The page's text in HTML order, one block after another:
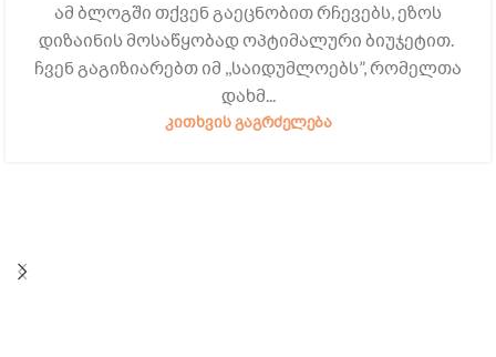
ამ ბლოგში თქვენ გაეცნობით რჩევებს, ეზოს
დიზაინის მოსაწყობად ოპტიმალური ბიუჯეტით.
ჩვენ გაგიზიარებთ იმ ,,საიდუმლოებს”, რომელთა
დახმ...
ᲙᲘᲗᲮᲕᲘᲡ ᲒᲐᲒᲠᲫᲔᲚᲔᲑᲐ